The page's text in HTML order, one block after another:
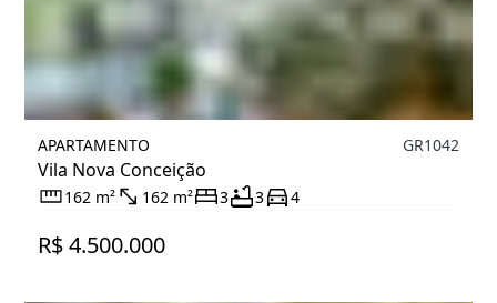
APARTAMENTO
Vila Nova Conceição
GR1042
162 m² 162 m² 3 3 4
R$ 4.500.000